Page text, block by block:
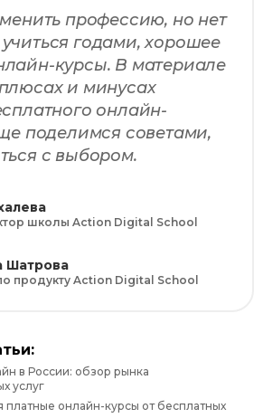
профессию, но нет
годами, хорошее
курсы. В материале
и минусах
онлайн-
поделимся советами,
с выбором.
школы Action Digital School
Шатрова
продукту Action Digital School
в России: обзор рынка
услуг
платные онлайн-курсы от бесплатных